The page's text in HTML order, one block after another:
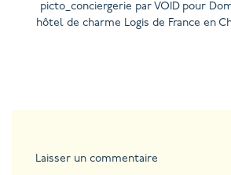
picto_conciergerie par VOID pour
hôtel de charme Logis de France en
Laisser un commentaire